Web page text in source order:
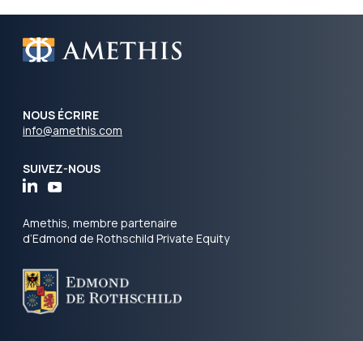
NOUS ÉCRIRE
info@amethis.com
SUIVEZ-NOUS
Amethis, membre partenaire
d’Edmond de Rothschild Private Equity